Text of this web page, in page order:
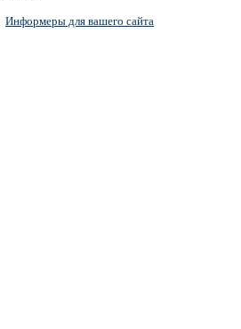
Информеры для вашего сайта